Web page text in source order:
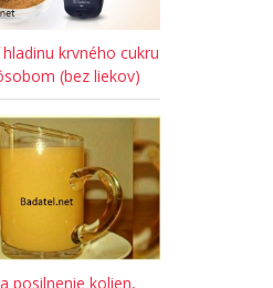
krvného cukru
(bez liekov)
posilnenie kolien,